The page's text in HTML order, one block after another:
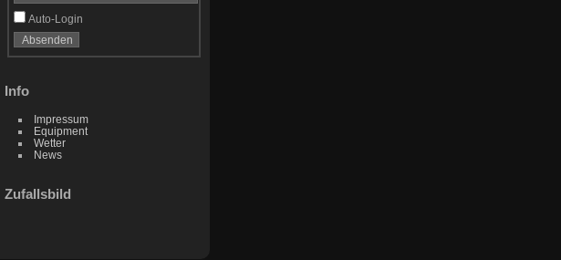
Auto-Login
Info
Impressum
Equipment
Wetter
News
Zufallsbild